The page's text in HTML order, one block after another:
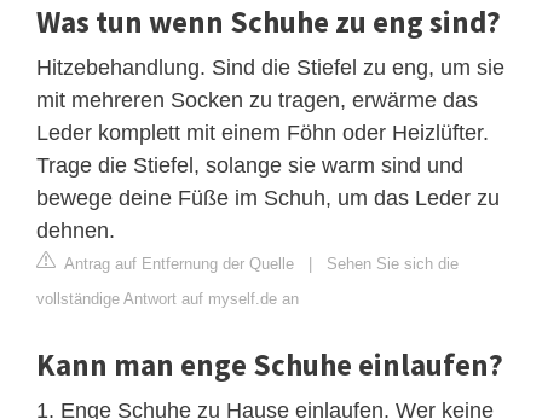
Was tun wenn Schuhe zu eng sind?
Hitzebehandlung. Sind die Stiefel zu eng, um sie
mit mehreren Socken zu tragen, erwärme das
Leder komplett mit einem Föhn oder Heizlüfter.
Trage die Stiefel, solange sie warm sind und
bewege deine Füße im Schuh, um das Leder zu
dehnen.
Antrag auf Entfernung der Quelle | Sehen Sie sich die
vollständige Antwort auf myself.de an
Kann man enge Schuhe einlaufen?
1. Enge Schuhe zu Hause einlaufen. Wer keine